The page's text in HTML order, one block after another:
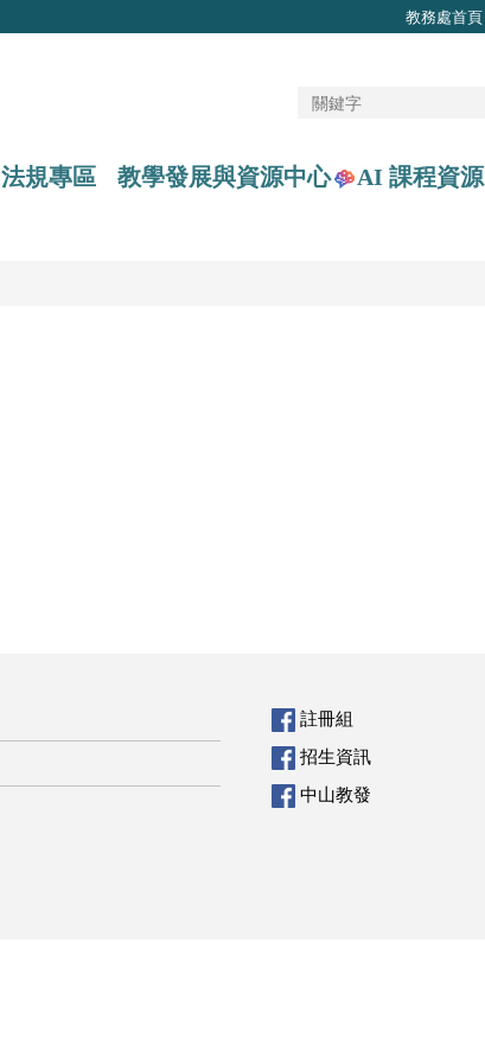
教務處首頁
法規專區 教學發展與資源中心 AI 課程資源
註冊組
招生資訊
中山教發